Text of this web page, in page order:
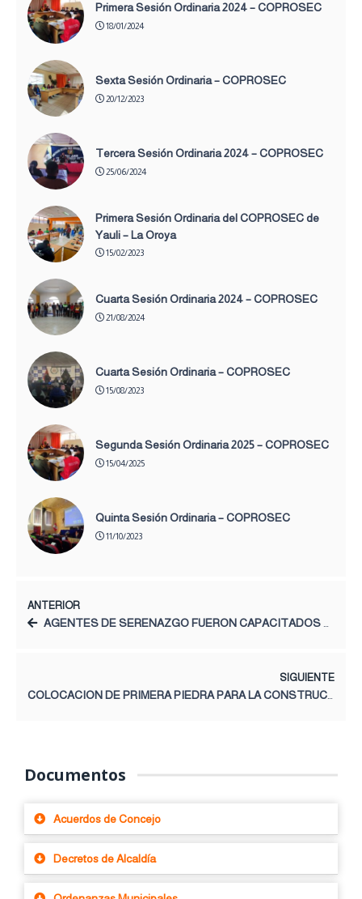
Primera Sesión Ordinaria 2024 – COPROSEC
18/01/2024
Sexta Sesión Ordinaria – COPROSEC
20/12/2023
Tercera Sesión Ordinaria 2024 – COPROSEC
25/06/2024
Primera Sesión Ordinaria del COPROSEC de
Yauli – La Oroya
15/02/2023
Cuarta Sesión Ordinaria 2024 – COPROSEC
21/08/2024
Cuarta Sesión Ordinaria – COPROSEC
15/08/2023
Segunda Sesión Ordinaria 2025 – COPROSEC
15/04/2025
Quinta Sesión Ordinaria – COPROSEC
11/10/2023
ANTERIOR
AGENTES DE SERENAZGO FUERON CAPACITADOS POR EXPERTOS DE LA POLICIA NACIONAL DEL PERÚ
SIGUIENTE
COLOCACION DE PRIMERA PIEDRA PARA LA CONSTRUCCIÓN DEL MINICOMPLEJO DEPORTIVO
Documentos
Acuerdos de Concejo
Decretos de Alcaldía